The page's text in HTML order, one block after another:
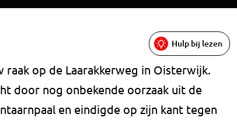
Hulp bij lezen
op de Laarakkerweg in Oisterwijk.
door nog onbekende oorzaak uit de
en eindigde op zijn kant tegen